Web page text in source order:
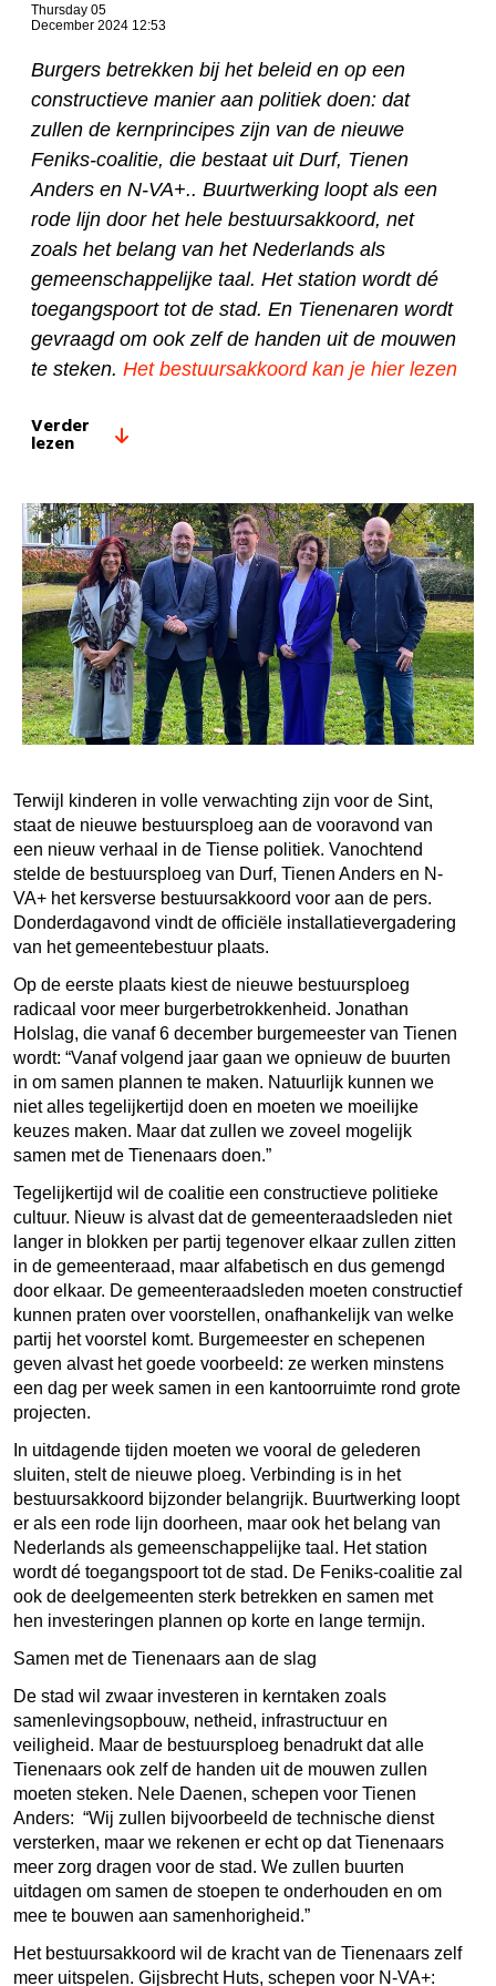
Thursday 05
December 2024 12:53
Burgers betrekken bij het beleid en op een
constructieve manier aan politiek doen: dat
zullen de kernprincipes zijn van de nieuwe
Feniks-coalitie, die bestaat uit Durf, Tienen
Anders en N-VA+.. Buurtwerking loopt als een
rode lijn door het hele bestuursakkoord, net
zoals het belang van het Nederlands als
gemeenschappelijke taal. Het station wordt dé
toegangspoort tot de stad. En Tienenaren wordt
gevraagd om ook zelf de handen uit de mouwen
te steken. Het bestuursakkoord kan je hier lezen
Verder
lezen
Terwijl kinderen in volle verwachting zijn voor de Sint,
staat de nieuwe bestuursploeg aan de vooravond van
een nieuw verhaal in de Tiense politiek. Vanochtend
stelde de bestuursploeg van Durf, Tienen Anders en N-
VA+ het kersverse bestuursakkoord voor aan de pers.
Donderdagavond vindt de officiële installatievergadering
van het gemeentebestuur plaats.
Op de eerste plaats kiest de nieuwe bestuursploeg
radicaal voor meer burgerbetrokkenheid. Jonathan
Holslag, die vanaf 6 december burgemeester van Tienen
wordt: “Vanaf volgend jaar gaan we opnieuw de buurten
in om samen plannen te maken. Natuurlijk kunnen we
niet alles tegelijkertijd doen en moeten we moeilijke
keuzes maken. Maar dat zullen we zoveel mogelijk
samen met de Tienenaars doen.”
Tegelijkertijd wil de coalitie een constructieve politieke
cultuur. Nieuw is alvast dat de gemeenteraadsleden niet
langer in blokken per partij tegenover elkaar zullen zitten
in de gemeenteraad, maar alfabetisch en dus gemengd
door elkaar. De gemeenteraadsleden moeten constructief
kunnen praten over voorstellen, onafhankelijk van welke
partij het voorstel komt. Burgemeester en schepenen
geven alvast het goede voorbeeld: ze werken minstens
een dag per week samen in een kantoorruimte rond grote
projecten.
In uitdagende tijden moeten we vooral de gelederen
sluiten, stelt de nieuwe ploeg. Verbinding is in het
bestuursakkoord bijzonder belangrijk. Buurtwerking loopt
er als een rode lijn doorheen, maar ook het belang van
Nederlands als gemeenschappelijke taal. Het station
wordt dé toegangspoort tot de stad. De Feniks-coalitie zal
ook de deelgemeenten sterk betrekken en samen met
hen investeringen plannen op korte en lange termijn.
Samen met de Tienenaars aan de slag
De stad wil zwaar investeren in kerntaken zoals
samenlevingsopbouw, netheid, infrastructuur en
veiligheid. Maar de bestuursploeg benadrukt dat alle
Tienenaars ook zelf de handen uit de mouwen zullen
moeten steken. Nele Daenen, schepen voor Tienen
Anders: “Wij zullen bijvoorbeeld de technische dienst
versterken, maar we rekenen er echt op dat Tienenaars
meer zorg dragen voor de stad. We zullen buurten
uitdagen om samen de stoepen te onderhouden en om
mee te bouwen aan samenhorigheid.”
Het bestuursakkoord wil de kracht van de Tienenaars zelf
meer uitspelen. Gijsbrecht Huts, schepen voor N-VA+: